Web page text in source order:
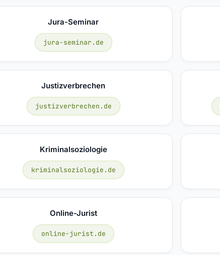
Jura-Seminar
jura-seminar.de
Justizverbrechen
justizverbrechen.de
Kriminalsoziologie
kriminalsoziologie.de
Online-Jurist
online-jurist.de